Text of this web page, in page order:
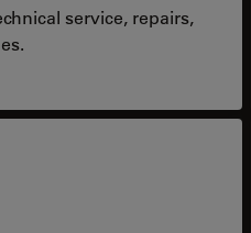
service, repairs,